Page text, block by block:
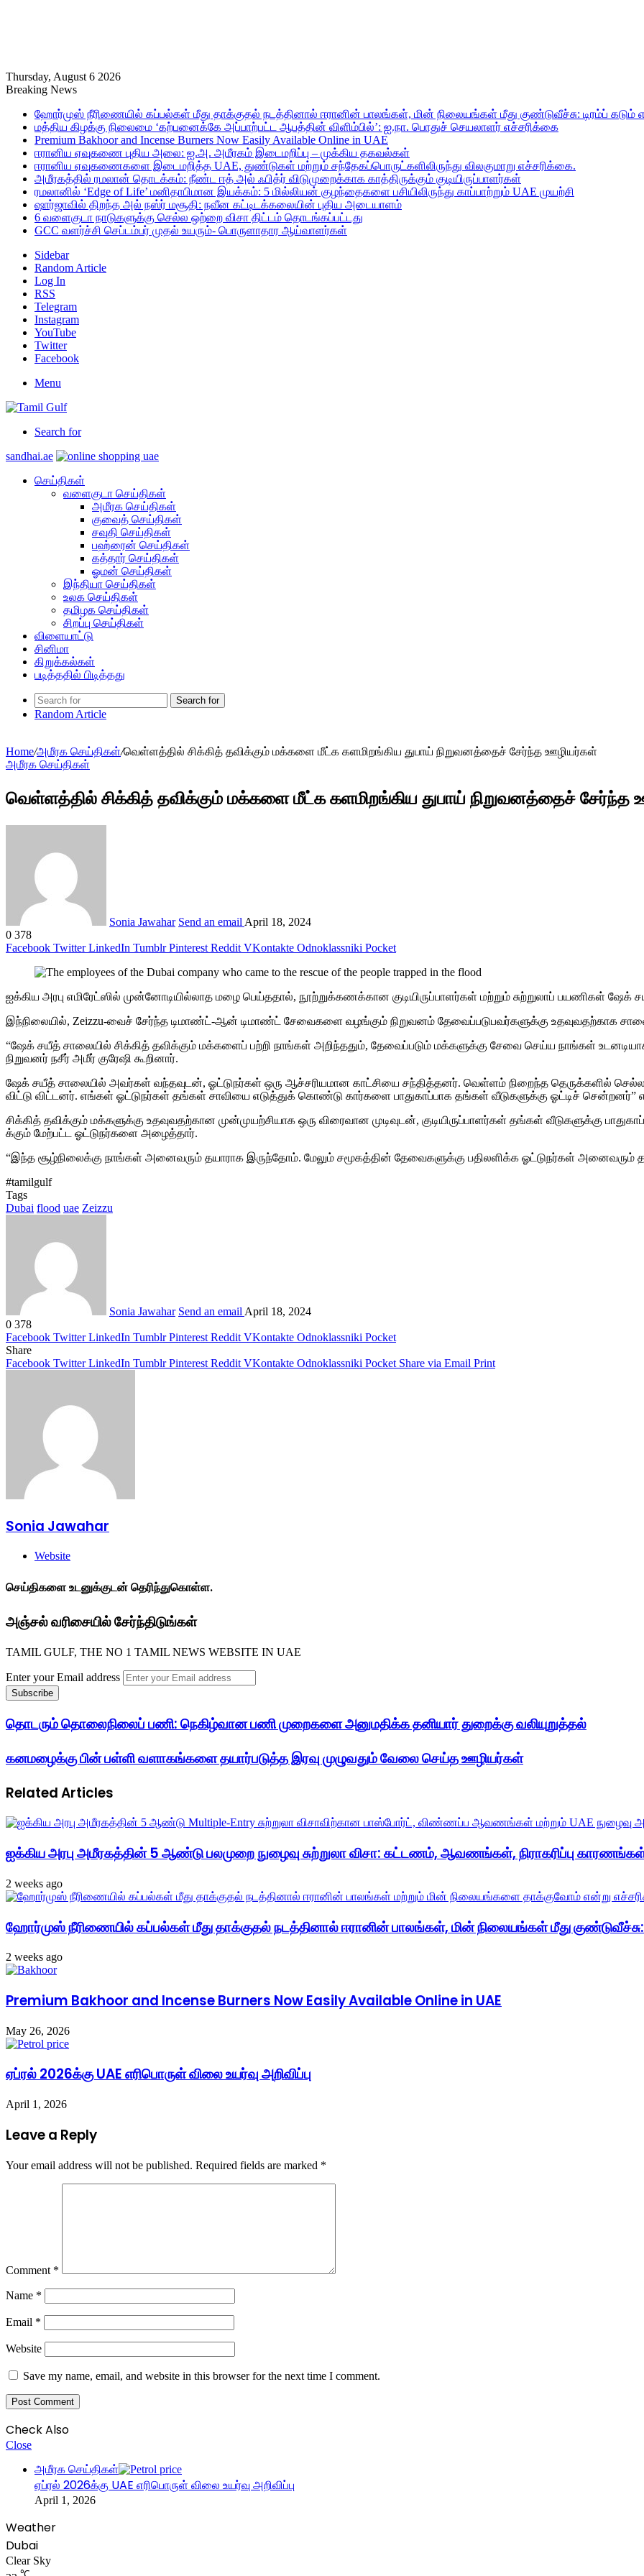
Thursday, August 6 2026
Breaking News
ஹோர்முஸ் நீரிணையில் கப்பல்கள் மீது தாக்குதல் நடத்தினால் ஈரானின் பாலங்கள், மின் நிலையங்கள் மீது குண்டுவீச்சு: டிரம்ப் கடும்
மத்திய கிழக்கு நிலைமை ‘கற்பனைக்கே அப்பாற்பட்ட ஆபத்தின் விளிம்பில்’: ஐ.நா. பொதுச் செயலாளர் எச்சரிக்கை
Premium Bakhoor and Incense Burners Now Easily Available Online in UAE
ஈரானிய ஏவுகணை புதிய அலை: ஐ.அ. அமீரகம் இடைமறிப்பு – முக்கிய தகவல்கள்
ஈரானிய ஏவுகணைகளை இடைமறித்த UAE, துண்டுகள் மற்றும் சந்தேகப்பொருட்களிலிருந்து விலகுமாறு எச்சரிக்கை.
அமீரகத்தில் ரமலான் தொடக்கம்: நீண்ட ஈத் அல் ஃபித்ர் விடுமுறைக்காக காத்திருக்கும் குடியிருப்பாளர்கள்
ரமலானில் ‘Edge of Life’ மனிதாபிமான இயக்கம்: 5 மில்லியன் குழந்தைகளை பசியிலிருந்து காப்பாற்றும் UAE முயற்சி
ஷார்ஜாவில் திறந்த அல் நஸ்ர் மசூதி: நவீன கட்டிடக்கலையின் புதிய அடையாளம்
6 வளைகுடா நாடுகளுக்கு செல்ல ஒற்றை விசா திட்டம் தொடங்கப்பட்டது
GCC வளர்ச்சி செப்டம்பர் முதல் உயரும்- பொருளாதார ஆய்வாளர்கள்
Sidebar
Random Article
Log In
RSS
Telegram
Instagram
YouTube
Twitter
Facebook
Menu
Search for
sandhai.ae
செய்திகள்
வளைகுடா செய்திகள்
அமீரக செய்திகள்
குவைத் செய்திகள்
சவுதி செய்திகள்
பஹ்ரைன் செய்திகள்
கத்தார் செய்திகள்
ஓமன் செய்திகள்
இந்தியா செய்திகள்
உலக செய்திகள்
தமிழக செய்திகள்
சிறப்பு செய்திகள்
விளையாட்டு
சினிமா
கிறுக்கல்கள்
படித்ததில் பிடித்தது
Search for
Random Article
Home/அமீரக செய்திகள்/வெள்ளத்தில் சிக்கித் தவிக்கும் மக்களை மீட்க களமிறங்கிய துபாய் நிறுவனத்தைச் சேர்ந்த ஊழியர்கள்
அமீரக செய்திகள்
வெள்ளத்தில் சிக்கித் தவிக்கும் மக்களை மீட்க களமிறங்கிய துபாய் நிறுவனத்தைச் சேர்ந்த
Sonia Jawahar Send an email April 18, 2024
0 378
Facebook Twitter LinkedIn Tumblr Pinterest Reddit VKontakte Odnoklassniki Pocket
ஐக்கிய அரபு எமிரேட்ஸில் முன்னோடியில்லாத மழை பெய்ததால், நூற்றுக்கணக்கான குடியிருப்பாளர்கள் மற்றும் சுற்றுலாப் பயணிகள் ஷேக்
இந்நிலையில், Zeizzu-வைச் சேர்ந்த டிமாண்ட்-ஆன் டிமாண்ட் சேவைகளை வழங்கும் நிறுவனம் தேவைப்படுபவர்களுக்கு உதவுவதற்காக
“ஷேக் சயீத் சாலையில் சிக்கித் தவிக்கும் மக்களைப் பற்றி நாங்கள் அறிந்ததும், தேவைப்படும் மக்களுக்கு சேவை செய்ய நாங்கள்
நிறுவனர் நசீர் அமீர் குரேஷி கூறினார்.
ஷேக் சயீத் சாலையில் அவர்கள் வந்தவுடன், ஓட்டுநர்கள் ஒரு ஆச்சரியமான காட்சியை சந்தித்தனர். வெள்ளம் நிறைந்த தெருக்களில்
விட்டு விட்டனர். எங்கள் ஓட்டுநர்கள் தங்கள் சாவியை எடுத்துக் கொண்டு கார்களை பாதுகாப்பாக தங்கள் வீடுகளுக்கு ஓட்டிச் சென்றனர்”
சிக்கித் தவிக்கும் மக்களுக்கு உதவுவதற்கான முன்முயற்சியாக ஒரு விரைவான முடிவுடன், குடியிருப்பாளர்கள் தங்கள் வீடுகளுக்கு
க்கும் மேற்பட்ட ஓட்டுநர்களை அழைத்தார்.
“இந்த சூழ்நிலைக்கு நாங்கள் அனைவரும் தயாராக இருந்தோம். மேலும் சமூகத்தின் தேவைகளுக்கு பதிலளிக்க ஓட்டுநர்கள் அனைவரும்
#tamilgulf
Tags
Dubai flood uae Zeizzu
Sonia Jawahar Send an email April 18, 2024
0 378
Facebook Twitter LinkedIn Tumblr Pinterest Reddit VKontakte Odnoklassniki Pocket
Share
Facebook Twitter LinkedIn Tumblr Pinterest Reddit VKontakte Odnoklassniki Pocket Share via Email Print
Sonia Jawahar
Website
செய்திகளை உடனுக்குடன் தெரிந்துகொள்ள.
அஞ்சல் வரிசையில் சேர்ந்திடுங்கள்
TAMIL GULF, THE NO 1 TAMIL NEWS WEBSITE IN UAE
Enter your Email address
தொடரும் தொலைநிலைப் பணி: நெகிழ்வான பணி முறைகளை அனுமதிக்க தனியார் துறைக்கு வலியுறுத்தல்
கனமழைக்கு பின் பள்ளி வளாகங்களை தயார்படுத்த இரவு முழுவதும் வேலை செய்த ஊழியர்கள்
Related Articles
ஐக்கிய அரபு அமீரகத்தின் 5 ஆண்டு பலமுறை நுழைவு சுற்றுலா விசா: கட்டணம், ஆவணங்கள், நிராகரிப்பு
2 weeks ago
ஹோர்முஸ் நீரிணையில் கப்பல்கள் மீது தாக்குதல் நடத்தினால் ஈரானின் பாலங்கள், மின் நிலையங்கள் மீது குண்டுவீச்சு:
2 weeks ago
Premium Bakhoor and Incense Burners Now Easily Available Online in UAE
May 26, 2026
ஏப்ரல் 2026க்கு UAE எரிபொருள் விலை உயர்வு அறிவிப்பு
April 1, 2026
Leave a Reply
Your email address will not be published. Required fields are marked *
Comment *
Name *
Email *
Website
Save my name, email, and website in this browser for the next time I comment.
Check Also
Close
அமீரக செய்திகள்
ஏப்ரல் 2026க்கு UAE எரிபொருள் விலை உயர்வு அறிவிப்பு
April 1, 2026
Weather
Dubai
Clear Sky